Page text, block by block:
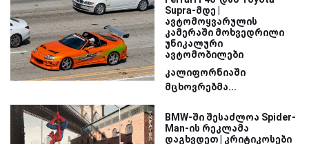
Supra-მდე |
ავტომოყვარულის
კამერაში მოხვედრილი
უნიკალური
ავტომობილები
კალიფორნიაში
მცხოვრებმა...
BMW-ში შესაძლოა Spider-
Man-ის რეკლამა
დაგხვდეთ | კრიტიკოსები